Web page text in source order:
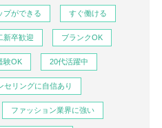
プができる すぐ働ける
新卒歓迎 ブランクOK
験OK 20代活躍中
セリングに自信あり
ファッション業界に強い